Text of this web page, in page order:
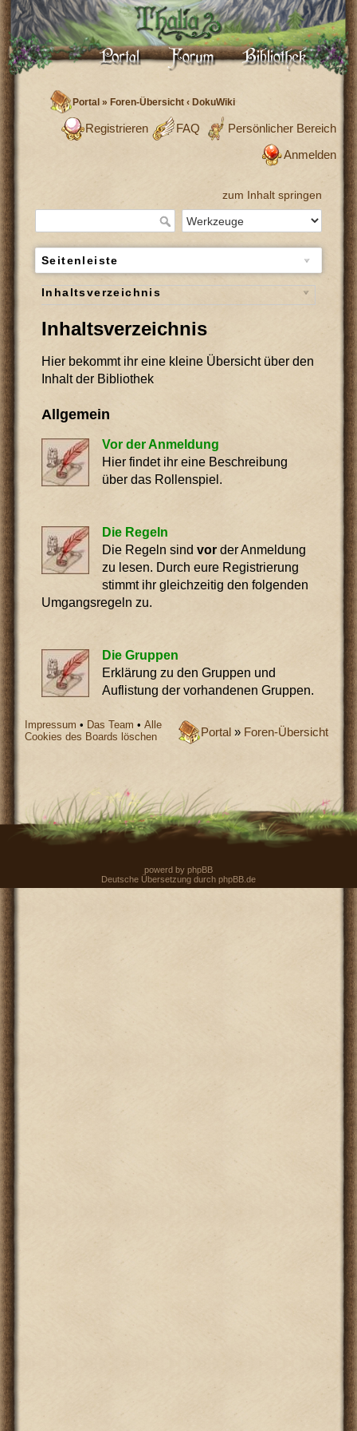
Portal »Foren-Übersicht ‹ DokuWiki
Persönlicher Bereich
FAQ
Registrieren
Anmelden
Portal » Foren-Übersicht
Impressum • Das Team •Alle
Cookies des Boards löschen
powerd by phpBB
Deutsche Übersetzung durch phpBB.de